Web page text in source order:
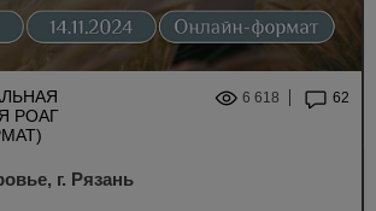
РОАГ
6 618 62
г. Рязань